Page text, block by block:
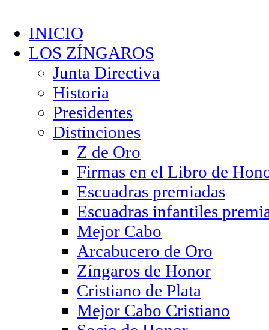
INICIO
LOS ZÍNGAROS
Junta Directiva
Historia
Presidentes
Distinciones
Z de Oro
Firmas en el Libro de
Escuadras premiadas
Escuadras infantiles
Mejor Cabo
Arcabucero de Oro
Zíngaros de Honor
Cristiano de Plata
Mejor Cabo Cristiano